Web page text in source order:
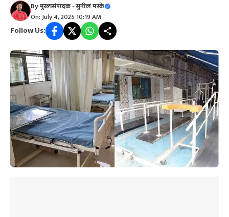
Byमुख्यसंपादक - सुनील मस्के
On: July 4, 2025 10:19 AM
Follow Us: